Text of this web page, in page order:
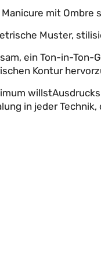
mit
Muster,
ein Ton-in-Ton-
Kontur
in jeder